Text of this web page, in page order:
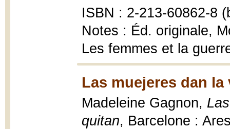
ISBN : 2-213-60862-8
Notes : Éd. originale,
Les femmes et la
Las muejeres dan
Madeleine Gagnon,
quitan, Barcelone :